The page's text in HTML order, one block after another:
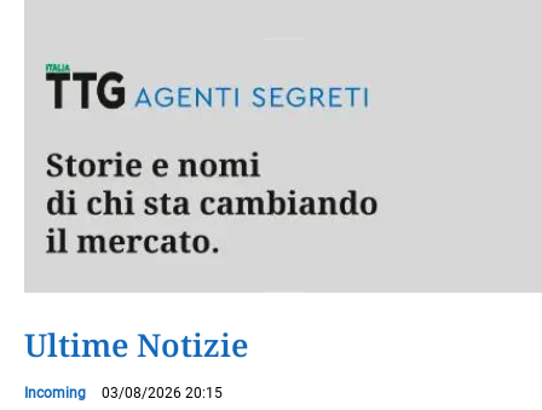
Ultime Notizie
Incoming 03/08/2026 20:15